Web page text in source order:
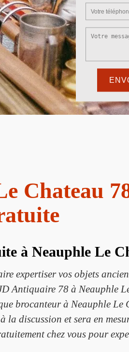
Chateau
à Neauphle Le
expertiser vos objets
Antiquaire 78 à Neauphle
brocanteur à Neauphle Le
discussion et sera en
chez vous pour